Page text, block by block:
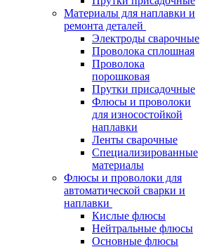
Материалы для наплавки и
ремонта деталей
Электроды сварочные
Проволока сплошная
Проволока
порошковая
Прутки присадочные
Флюсы и проволоки
для износостойкой
наплавки
Ленты сварочные
Специализированные
материалы
Флюсы и проволоки для
автоматической сварки и
наплавки
Кислые флюсы
Нейтральные флюсы
Основные флюсы